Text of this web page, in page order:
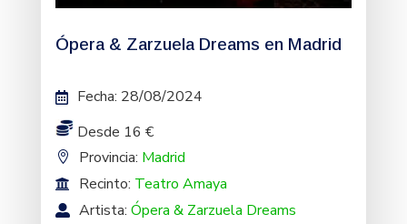
Ópera & Zarzuela Dreams en Madrid
Fecha: 28/08/2024
Desde 16 €
Provincia: Madrid
Recinto: Teatro Amaya
Artista: Ópera & Zarzuela Dreams